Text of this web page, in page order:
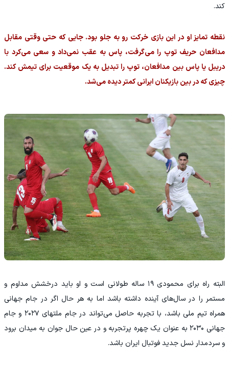
کند.
نقطه تمایز او در این بازی خرکت رو به جلو بود. جایی که حتی وقتی مقابل
مدافعان حریف توپ را می‌گرفت، پاس به عقب نمی‌داد و سعی می‌کرد با
دریبل یا پاس بین مدافعان، توپ را تبدیل به یک موقعیت برای تیمش کند.
چیزی که در بین بازیکنان ایرانی کمتر دیده می‌شد.
البته راه برای محمودی ۱۹ ساله طولانی است و او باید درخشش مداوم و
مستمر را در سال‌های آینده داشته باشد اما به هر حال اگر در جام جهانی
همراه تیم ملی باشد، با تجربه حاصل می‌تواند در جام ملتهای ۲۰۲۷ و جام
جهانی ۲۰۳۰ به عنوان یک چهره پرتجربه و در عین حال جوان به میدان برود
و سردمدار نسل جدید فوتبال ایران باشد.